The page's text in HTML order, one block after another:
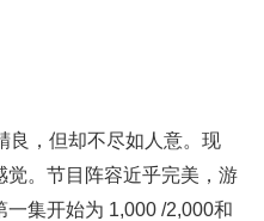
良，但却不尽如人意。现
。节目阵容近乎完美，游
集开始为 1,000 /2,000和